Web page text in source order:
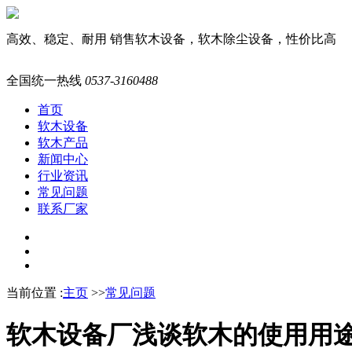
高效、稳定、耐用 销售软木设备，软木除尘设备，性价比高
全国统一热线 0537-3160488
首页
软木设备
软木产品
新闻中心
行业资讯
常见问题
联系厂家
当前位置 :主页 >>常见问题
软木设备厂浅谈软木的使用用